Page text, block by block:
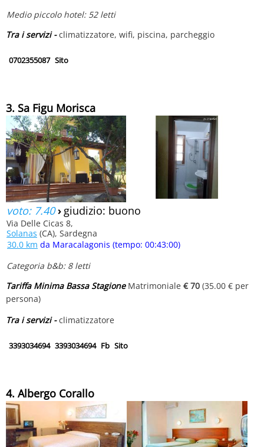
Medio piccolo hotel: 52 letti
Tra i servizi -climatizzatore, wifi, piscina, parcheggio
0702355087 Sito
3. Sa Figu Morisca
voto: 7.40› giudizio: buono
Via Delle Cicas 8,
Solanas (CA), Sardegna
30.0 km da Maracalagonis (tempo: 00:43:00)
Categoria b&b: 8 letti
Tariffa Minima Bassa StagioneMatrimoniale € 70 (35.00 € per
persona)
Tra i servizi -climatizzatore
3393034694 3393034694 Fb Sito
4. Albergo Corallo